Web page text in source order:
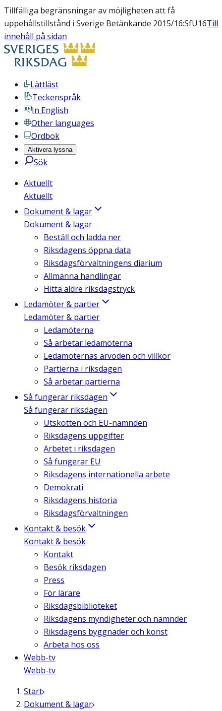
Tillfälliga begränsningar av möjligheten att få
uppehållstillstånd i Sverige Betänkande 2015/16:SfU16Till
innehåll på sidan
Lättläst
Teckenspråk
In English
Other languages
Ordbok
Aktivera lyssna
Sök
Aktuellt
Aktuellt
Dokument & lagar
Dokument & lagar
Beställ och ladda ner
Riksdagens öppna data
Riksdagsförvaltningens diarium
Allmänna handlingar
Hitta äldre riksdagstryck
Ledamöter & partier
Ledamöter & partier
Ledamöterna
Så arbetar ledamöterna
Ledamöternas arvoden och villkor
Partierna i riksdagen
Så arbetar partierna
Så fungerar riksdagen
Så fungerar riksdagen
Utskotten och EU-nämnden
Riksdagens uppgifter
Arbetet i riksdagen
Så fungerar EU
Riksdagens internationella arbete
Demokrati
Riksdagens historia
Riksdagsförvaltningen
Kontakt & besök
Kontakt & besök
Kontakt
Besök riksdagen
Press
För lärare
Riksdagsbiblioteket
Riksdagens myndigheter och nämnder
Riksdagens byggnader och konst
Arbeta hos oss
Webb-tv
Webb-tv
Start
Dokument & lagar